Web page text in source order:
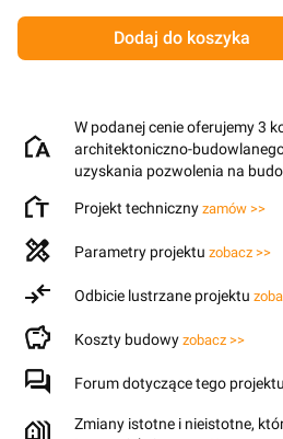
Dodaj do koszyka
W podanej cenie oferujemy 3
architektoniczno-
uzyskania pozwolenia na
Projekt techniczny zamów >>
Parametry projektu zobacz >>
Odbicie lustrzane projektu
Koszty budowy zobacz >>
Forum dotyczące tego projektu
Zmiany istotne i nieistotne,